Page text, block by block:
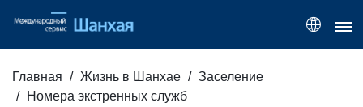
Главная Жизнь в Шанхае
Заселение
Номера экстренных служб